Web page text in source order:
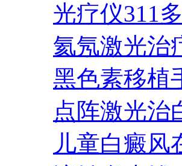
光疗仪311
氦氖激光治
黑色素移植
点阵激光治
儿童白癜风